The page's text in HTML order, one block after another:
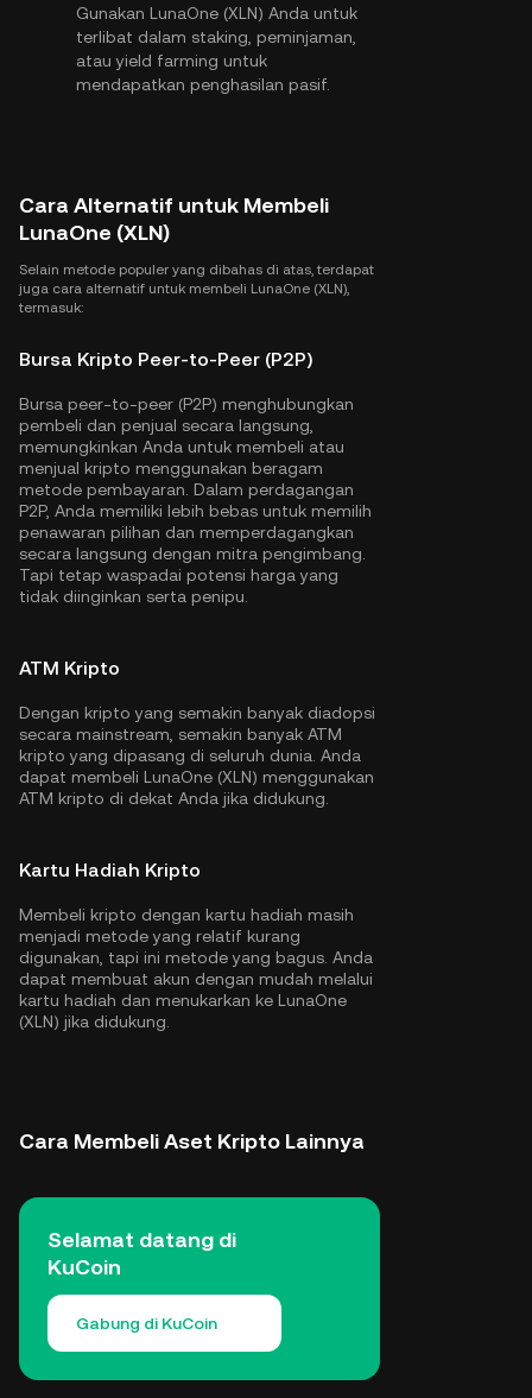
Gunakan LunaOne (XLN) Anda untuk
terlibat dalam staking, peminjaman,
atau yield farming untuk
mendapatkan penghasilan pasif.
Cara Alternatif untuk Membeli
LunaOne (XLN)
Selain metode populer yang dibahas di atas, terdapat
juga cara alternatif untuk membeli LunaOne (XLN),
termasuk:
Bursa Kripto Peer-to-Peer (P2P)
Bursa peer-to-peer (P2P) menghubungkan
pembeli dan penjual secara langsung,
memungkinkan Anda untuk membeli atau
menjual kripto menggunakan beragam
metode pembayaran. Dalam perdagangan
P2P, Anda memiliki lebih bebas untuk memilih
penawaran pilihan dan memperdagangkan
secara langsung dengan mitra pengimbang.
Tapi tetap waspadai potensi harga yang
tidak diinginkan serta penipu.
ATM Kripto
Dengan kripto yang semakin banyak diadopsi
secara mainstream, semakin banyak ATM
kripto yang dipasang di seluruh dunia. Anda
dapat membeli LunaOne (XLN) menggunakan
ATM kripto di dekat Anda jika didukung.
Kartu Hadiah Kripto
Membeli kripto dengan kartu hadiah masih
menjadi metode yang relatif kurang
digunakan, tapi ini metode yang bagus. Anda
dapat membuat akun dengan mudah melalui
kartu hadiah dan menukarkan ke LunaOne
(XLN) jika didukung.
Cara Membeli Aset Kripto Lainnya
Selamat datang di
KuCoin
Gabung di KuCoin